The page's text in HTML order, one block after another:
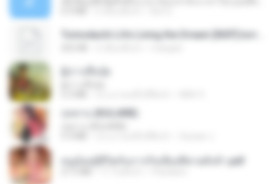
กุหลาบ (KULARB)
หนูน้อยสู้ชีวิตกับภารกิจเลี้ยงพี่ชายทั้งห้า.pdf